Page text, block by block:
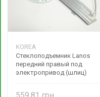
KOREA
Стеклоподъемник Lanos
передний правый под
электропривод (шлиц)